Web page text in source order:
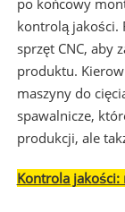
po końcowy
kontrolą jakości.
sprzęt CNC, aby
produktu.
maszyny do
spawalnicze,
produkcji, ale
Kontrola